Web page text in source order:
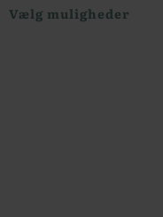
Vælg muligheder